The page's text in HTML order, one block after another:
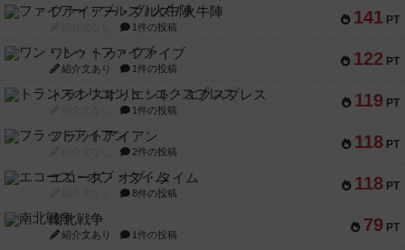
141 PT
ファイアー・ブルズ / 火牛陣
1件の投稿
122 PT
ワン・トゥ・ファイブ
紹介文あり 1件の投稿
119 PT
トランスオリエント・エクスプレス
1件の投稿
118 PT
フラットアイアン
2件の投稿
118 PT
エコーズ・オブ・タイム
8件の投稿
79 PT
南北戦争
紹介文あり 1件の投稿